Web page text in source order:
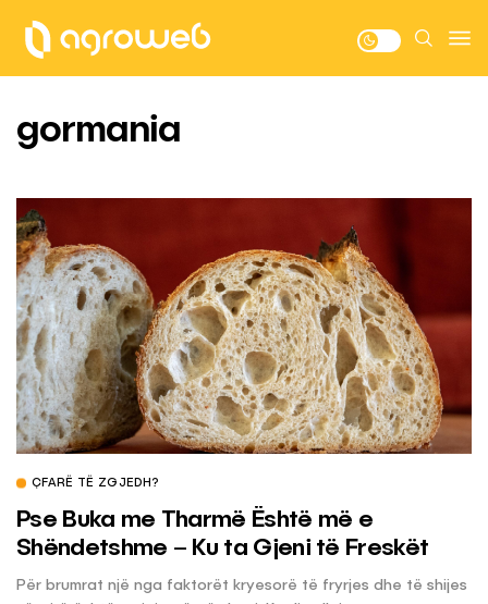
gormania
ÇFARË TË ZGJEDH?
Pse Buka me Tharmë Është më e
Shëndetshme – Ku ta Gjeni të Freskët
Për brumrat një nga faktorët kryesorë të fryrjes dhe të shijes